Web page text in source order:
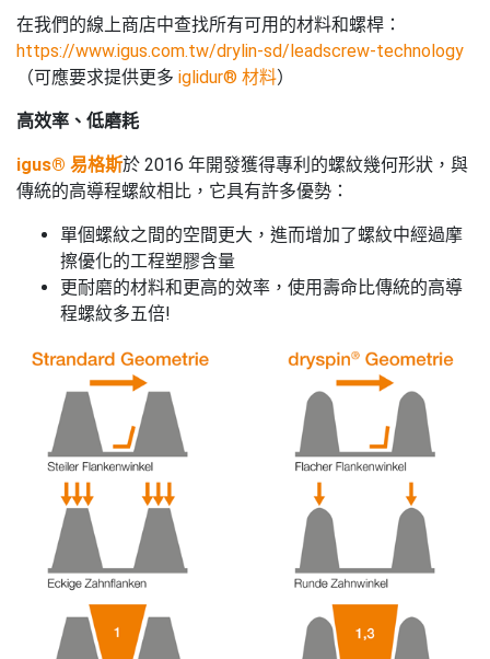
在我們的線上商店中查找所有可用的材料和螺桿：
https://www.igus.com.tw/drylin-sd/leadscrew-technology
（可應要求提供更多 iglidur® 材料）
高效率、低磨耗
igus® 易格斯於 2016 年開發獲得專利的螺紋幾何形狀，與
傳統的高導程螺紋相比，它具有許多優勢：
單個螺紋之間的空間更大，進而增加了螺紋中經過摩
擦優化的工程塑膠含量
更耐磨的材料和更高的效率，使用壽命比傳統的高導
程螺紋多五倍!